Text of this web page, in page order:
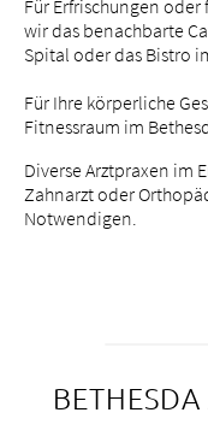
Für Erfrischungen
wir das benachbarte
Spital oder das Bistro
Für Ihre körperliche
Fitnessraum im
Diverse Arztpraxen im
Zahnarzt oder
Notwendigen.